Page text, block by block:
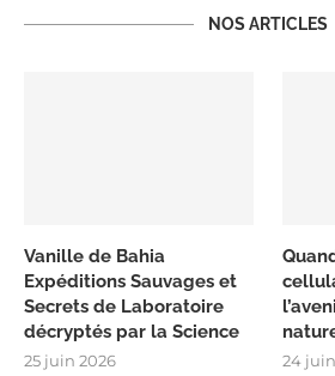
NOS ARTICLES
Vanille de Bahia
Expéditions Sauvages et
Secrets de Laboratoire
décryptés par la Science
25 juin 2026 24